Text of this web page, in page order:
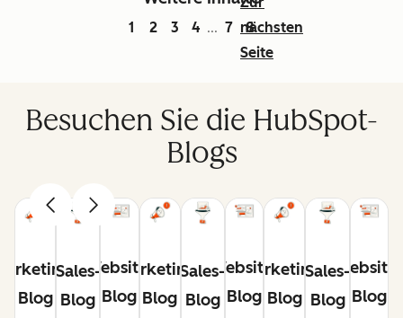
1 2 3 4 ... 7 8
nächsten
Seite
Besuchen Sie die HubSpot-
Blogs
Blog
Sales-
Blog
Website-
Blog
Marketing-
Blog
Sales-
Blog
Website-
Blog
Marketing-
Blog
Sales-
Blog
Website-
Blog